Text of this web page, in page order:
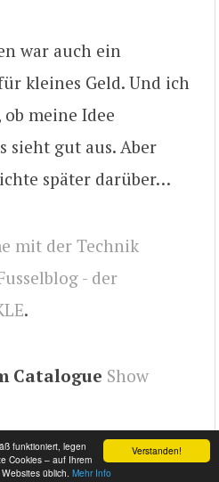
Verstanden!
funktioniert, legen
Cookies – auf Ihrem
üblich. Mehr Info
war auch ein
kleines Geld. Und ich
meine Idee
sieht gut aus. Aber
später darüber…
mit der Technik
- der
.
Catalogue Show